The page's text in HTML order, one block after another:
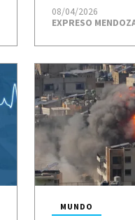
EXPRESO
08/04/2026
MUNDO